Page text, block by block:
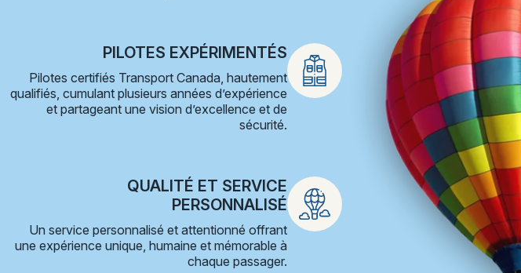
PILOTES EXPÉRIMENTÉS
Pilotes certifiés Transport Canada, hautement
qualifiés, cumulant plusieurs années d’expérience
et partageant une vision d’excellence et de
sécurité.
QUALITÉ ET SERVICE
PERSONNALISÉ
Un service personnalisé et attentionné offrant
une expérience unique, humaine et mémorable à
chaque passager.